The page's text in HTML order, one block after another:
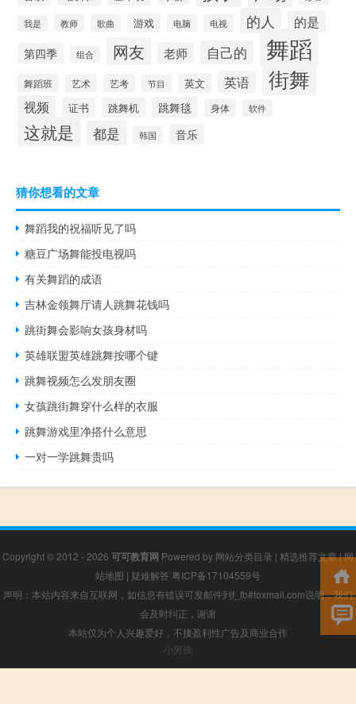
我是 教师 歌曲 游戏 电脑 电视 的人 的是
第四季 组合 网友 老师 自己的 舞蹈
舞蹈班 艺术 艺考 节目 英文 英语 街舞
视频 证书 跳舞机 跳舞毯 身体 软件
这就是 都是 韩国 音乐
猜你想看的文章
舞蹈我的祝福听见了吗
糖豆广场舞能投电视吗
有关舞蹈的成语
吉林金领舞厅请人跳舞花钱吗
跳街舞会影响女孩身材吗
英雄联盟英雄跳舞按哪个键
跳舞视频怎么发朋友圈
女孩跳街舞穿什么样的衣服
跳舞游戏里净搭什么意思
一对一学跳舞贵吗
Copyright © 2012 - 2026 可可教育网 Powered by 网站分类目录 | 精选推荐文章|网
站地图 | 疑难解答 粤ICP备17104559号
声明：本站内容来自互联网，如信息有错误可发邮件到f_fb#foxmail.com说明，我们
会及时纠正，谢谢
本站仅为个人兴趣爱好，不接盈利性广告及商业合作
小男孩